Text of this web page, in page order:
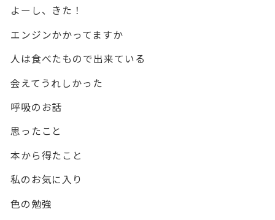
よーし、きた！
エンジンかかってますか
人は食べたもので出来ている
会えてうれしかった
呼吸のお話
思ったこと
本から得たこと
私のお気に入り
色の勉強